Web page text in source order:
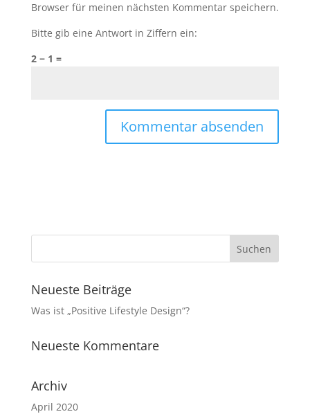
Browser für meinen nächsten Kommentar speichern.
Bitte gib eine Antwort in Ziffern ein:
2 − 1 =
Neueste Beiträge
Was ist „Positive Lifestyle Design“?
Neueste Kommentare
Archiv
April 2020